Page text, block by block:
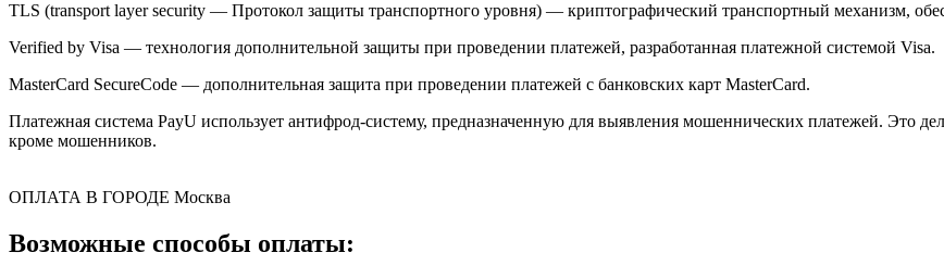
TLS (transport layer security — Протокол защиты транспортного уровня) — криптографический транспортный механизм,
Verified by Visa — технология дополнительной защиты при проведении платежей, разработанная платежной системой Visa.
MasterCard SecureCode — дополнительная защита при проведении платежей с банковских карт MasterCard.
Платежная система PayU использует антифрод-систему, предназначенную для выявления мошеннических платежей. Это
кроме мошенников.
ОПЛАТА В ГОРОДЕ Москва
Возможные способы оплаты: